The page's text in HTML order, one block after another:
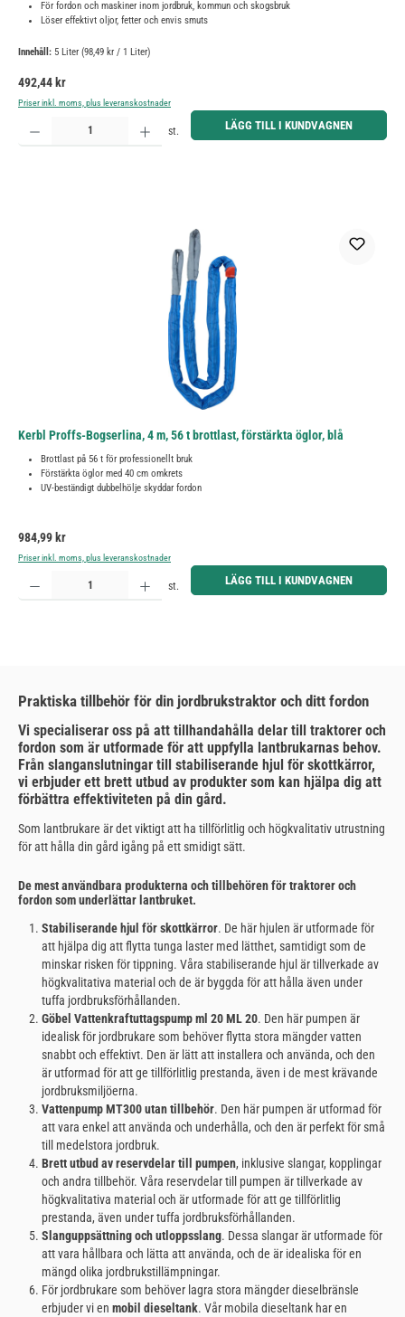
För fordon och maskiner inom jordbruk, kommun och skogsbruk
Löser effektivt oljor, fetter och envis smuts
Innehåll: 5 Liter (98,49 kr / 1 Liter)
Ordinarie pris:
492,44 kr
Priser inkl. moms, plus leveranskostnader
Produktkvantitet: Ange önskat belopp eller använd knapparna för att öka eller minska kvantiteten.
st. LÄGG TILL I KUNDVAGNEN
Kerbl Proffs-Bogserlina, 4 m, 56 t brottlast, förstärkta öglor, blå
Brottlast på 56 t för professionellt bruk
Förstärkta öglor med 40 cm omkrets
UV-beständigt dubbelhölje skyddar fordon
Ordinarie pris:
984,99 kr
Priser inkl. moms, plus leveranskostnader
Produktkvantitet: Ange önskat belopp eller använd knapparna för att öka eller minska kvantiteten.
st. LÄGG TILL I KUNDVAGNEN
Praktiska tillbehör för din jordbrukstraktor och ditt fordon
Vi specialiserar oss på att tillhandahålla delar till traktorer och
fordon som är utformade för att uppfylla lantbrukarnas behov.
Från slanganslutningar till stabiliserande hjul för skottkärror,
vi erbjuder ett brett utbud av produkter som kan hjälpa dig att
förbättra effektiviteten på din gård.
Som lantbrukare är det viktigt att ha tillförlitlig och högkvalitativ utrustning
för att hålla din gård igång på ett smidigt sätt.
De mest användbara produkterna och tillbehören för traktorer och
fordon som underlättar lantbruket.
Stabiliserande hjul för skottkärror. De här hjulen är utformade för
att hjälpa dig att flytta tunga laster med lätthet, samtidigt som de
minskar risken för tippning. Våra stabiliserande hjul är tillverkade av
högkvalitativa material och de är byggda för att hålla även under
tuffa jordbruksförhållanden.
Göbel Vattenkraftuttagspump ml 20 ML 20. Den här pumpen är
idealisk för jordbrukare som behöver flytta stora mängder vatten
snabbt och effektivt. Den är lätt att installera och använda, och den
är utformad för att ge tillförlitlig prestanda, även i de mest krävande
jordbruksmiljöerna.
Vattenpump MT300 utan tillbehör. Den här pumpen är utformad för
att vara enkel att använda och underhålla, och den är perfekt för små
till medelstora jordbruk.
Brett utbud av reservdelar till pumpen, inklusive slangar, kopplingar
och andra tillbehör. Våra reservdelar till pumpen är tillverkade av
högkvalitativa material och är utformade för att ge tillförlitlig
prestanda, även under tuffa jordbruksförhållanden.
Slanguppsättning och utloppsslang. Dessa slangar är utformade för
att vara hållbara och lätta att använda, och de är idealiska för en
mängd olika jordbrukstillämpningar.
För jordbrukare som behöver lagra stora mängder dieselbränsle
erbjuder vi en mobil dieseltank. Vår mobila dieseltank har en